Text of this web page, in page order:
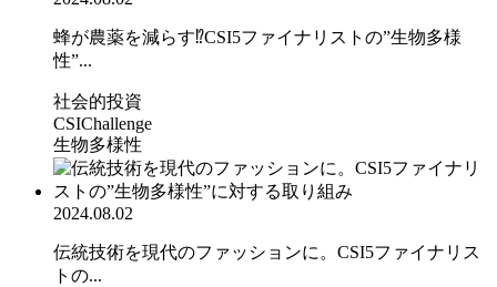
蜂が農薬を減らす⁉CSI5ファイナリストの”生物多様
性”...
社会的投資
CSIChallenge
生物多様性
2024.08.02
伝統技術を現代のファッションに。CSI5ファイナリス
トの...